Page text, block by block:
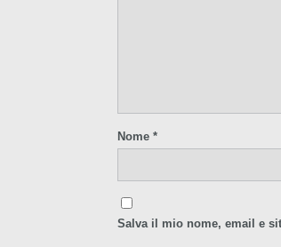
Nome*
Salva il mio nome, email e